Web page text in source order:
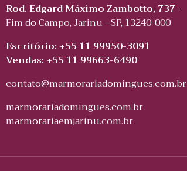
Rod. Edgard Máximo Zambotto, 737 -
Fim do Campo, Jarinu - SP, 13240-000
Escritório: +55 11 99950-3091
Vendas: +55 11 99663-6490
contato@marmorariadomingues.com.br
marmorariadomingues.com.br
marmorariaemjarinu.com.br